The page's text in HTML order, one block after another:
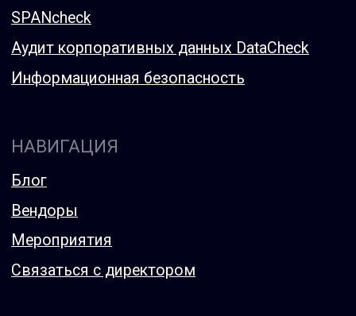
+7 (800) 600-76-91
sales@tssolution.ru